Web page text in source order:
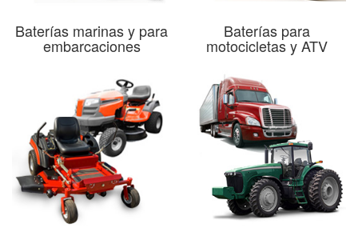
Baterías marinas y para
embarcaciones
Baterías para
motocicletas y ATV